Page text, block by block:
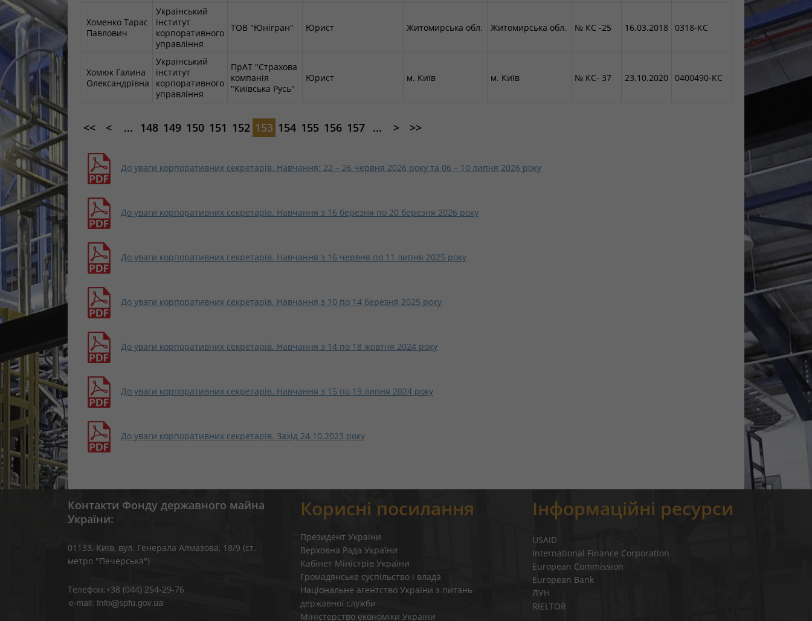
Хоменко Тарас
Павлович
Український
інститут
корпоративного
управління
ТОВ "Юнігран" Юрист Житомирська обл. Житомирська обл. № КС -25 16.03.2018 0318-КС
Хомюк Галина
Олександрівна
Український
інститут
корпоративного
управління
ПрАТ "Страхова
компанія
"Київська Русь"
Юрист м. Київ м. Київ № КС- 37 23.10.2020 0400490-КС
<< < ... 148 149 150 151 152 153 154 155 156 157 ... > >>
До уваги корпоративних секретарів. Навчання: 22 – 26 червня 2026 року та 06 – 10 липня 2026 року
До уваги корпоративних секретарів. Навчання з 16 березня по 20 березня 2026 року
До уваги корпоративних секретарів. Навчання з 16 червня по 11 липня 2025 року
До уваги корпоративних секретарів. Навчання з 10 по 14 березня 2025 року
До уваги корпоративних секретарів. Навчання з 14 по 18 жовтня 2024 року
До уваги корпоративних секретарів. Навчання з 15 по 19 липня 2024 року
До уваги корпоративних секретарів. Захід 24.10.2023 року
Контакти Фонду державного майна
України:
01133, Kиїв, вул. Генерала Алмазова, 18/9 (ст.
метро "Печерська")
Телефон:+38 (044) 254-29-76
Корисні посилання
Президент України
Верховна Рада України
Кабінет Міністрів України
Громадянське суспільство і влада
Національне агентство України з питань
державної служби
Міністерство економіки України
Інформаційні ресурси
USAID
International Finance Corporation
European Commission
European Bank
ЛУН
RIELTOR